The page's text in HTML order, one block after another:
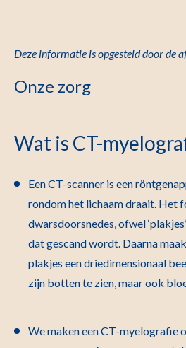
Deze informatie is opgesteld door de
Onze zorg
Wat is CT-
Een CT-scanner is een
rondom het lichaam draait. Het
dwarsdoorsnedes, ofwel
dat gescand wordt. Daarna
plakjes een driedimensionaal
zijn botten te zien, maar ook
We maken een CT-myelografie